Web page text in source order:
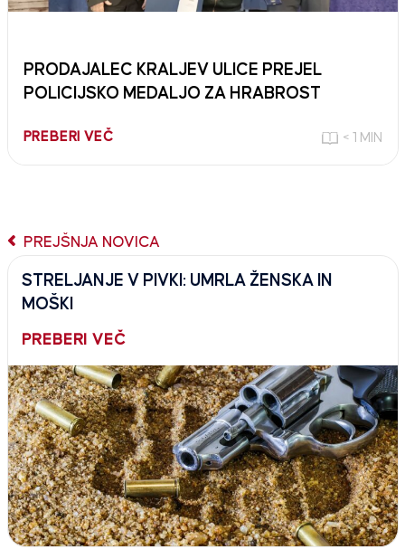
PRODAJALEC KRALJEV ULICE PREJEL
POLICIJSKO MEDALJO ZA HRABROST
PREBERI VEČ < 1 MIN
PREJŠNJA NOVICA
STRELJANJE V PIVKI: UMRLA ŽENSKA IN
MOŠKI
PREBERI VEČ